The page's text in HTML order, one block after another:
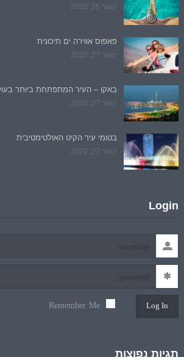
ינואר 26, 2020
פאפוס אווירה ים תיכונית
ינואר 27, 2020
באקו – העיר המתפתחת ביותר
ינואר 27, 2020
בטומי עיר הקיט האולטימטיבית
ינואר 27, 2020
Login
Log In
Remember Me
תגיות נפוצות